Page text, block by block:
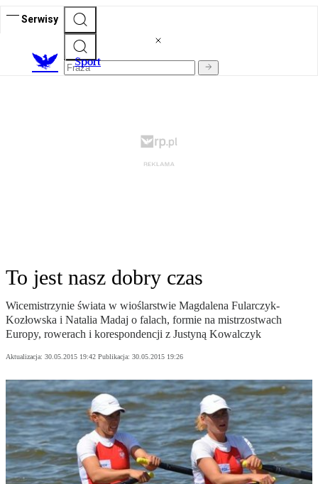
Serwisy
Sport
To jest nasz dobry czas
Wicemistrzynie świata w wioślarstwie Magdalena Fularczyk-
Kozłowska i Natalia Madaj o falach, formie na mistrzostwach
Europy, rowerach i korespondencji z Justyną Kowalczyk
Aktualizacja: 30.05.2015 19:42 Publikacja: 30.05.2015 19:26